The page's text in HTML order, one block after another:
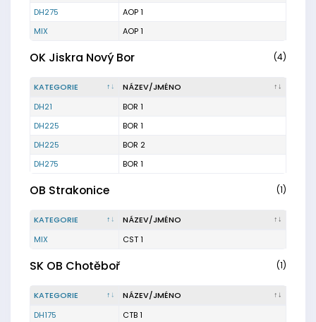
DH275
AOP 1
MIX
AOP 1
OK Jiskra Nový Bor (4)
KATEGORIE
NÁZEV/JMÉNO
DH21
BOR 1
DH225
BOR 1
DH225
BOR 2
DH275
BOR 1
OB Strakonice (1)
KATEGORIE
NÁZEV/JMÉNO
MIX
CST 1
SK OB Chotěboř (1)
KATEGORIE
NÁZEV/JMÉNO
DH175
CTB 1